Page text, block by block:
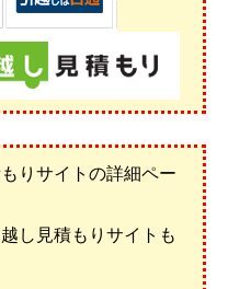
りサイトの詳細ペー
し見積もりサイトも